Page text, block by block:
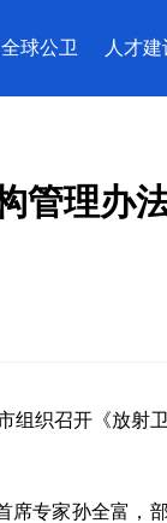
全球公卫 人才建
管理办
组织召开《放射
席专家孙全富，